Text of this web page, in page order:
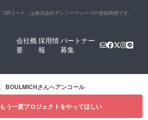
「QRコード」は株式会社デンソーウェーブの登録商標です。
会社概
要
採用情
報
パートナー
募集
BOULMICHさんへアンコール
もう一度プロジェクトをやってほしい